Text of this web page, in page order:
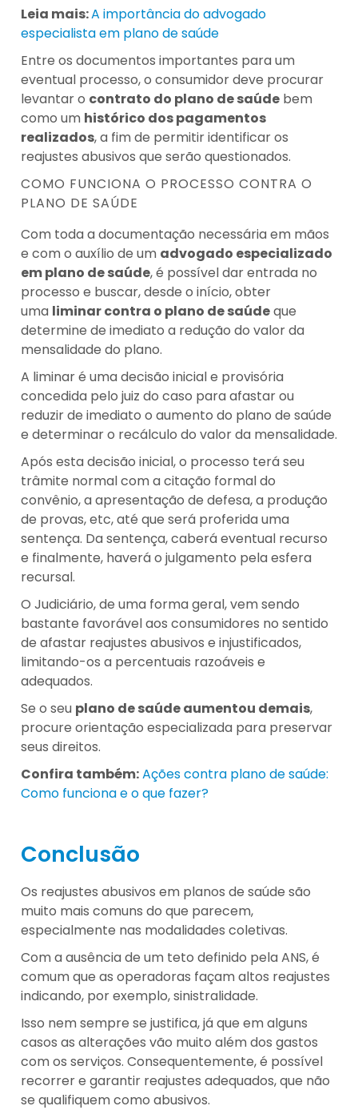
Leia mais:A importância do advogado
especialista em plano de saúde
Entre os documentos importantes para um
eventual processo, o consumidor deve procurar
levantar o contrato do plano de saúde bem
como um histórico dos pagamentos
realizados, a fim de permitir identificar os
reajustes abusivos que serão questionados.
COMO FUNCIONA O PROCESSO CONTRA O
PLANO DE SAÚDE
Com toda a documentação necessária em mãos
e com o auxílio de um advogado especializado
em plano de saúde, é possível dar entrada no
processo e buscar, desde o início, obter
uma liminar contra o plano de saúdeque
determine de imediato a redução do valor da
mensalidade do plano.
A liminar é uma decisão inicial e provisória
concedida pelo juiz do caso para afastar ou
reduzir de imediato o aumento do plano de saúde
e determinar o recálculo do valor da mensalidade.
Após esta decisão inicial, o processo terá seu
trâmite normal com a citação formal do
convênio, a apresentação de defesa, a produção
de provas, etc, até que será proferida uma
sentença. Da sentença, caberá eventual recurso
e finalmente, haverá o julgamento pela esfera
recursal.
O Judiciário, de uma forma geral, vem sendo
bastante favorável aos consumidores no sentido
de afastar reajustes abusivos e injustificados,
limitando-os a percentuais razoáveis e
adequados.
Se o seu plano de saúde aumentou demais,
procure orientação especializada para preservar
seus direitos.
Confira também:Ações contra plano de saúde:
Como funciona e o que fazer?
Conclusão
Os reajustes abusivos em planos de saúde são
muito mais comuns do que parecem,
especialmente nas modalidades coletivas.
Com a ausência de um teto definido pela ANS, é
comum que as operadoras façam altos reajustes
indicando, por exemplo, sinistralidade.
Isso nem sempre se justifica, já que em alguns
casos as alterações vão muito além dos gastos
com os serviços. Consequentemente, é possível
recorrer e garantir reajustes adequados, que não
se qualifiquem como abusivos.